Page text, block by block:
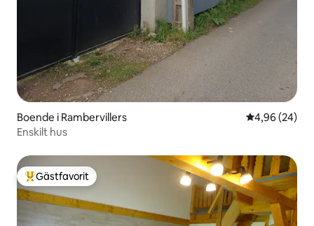
Boende i Rambervillers 4,96 av 5 i
4,96 (24)
Enskilt hus
Populär gästfavorit
Gästfavorit